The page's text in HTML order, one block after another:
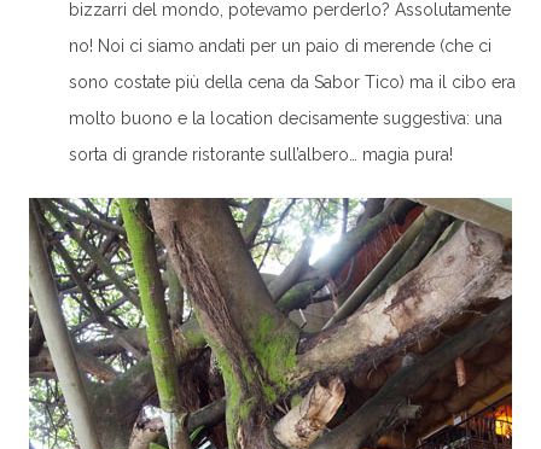
bizzarri del mondo, potevamo perderlo? Assolutamente
no! Noi ci siamo andati per un paio di merende (che ci
sono costate più della cena da Sabor Tico) ma il cibo era
molto buono e la location decisamente suggestiva: una
sorta di grande ristorante sull’albero… magia pura!